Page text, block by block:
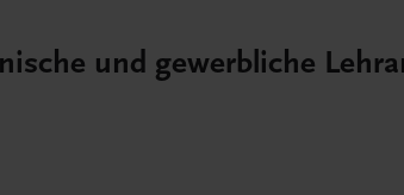
und gewerbliche